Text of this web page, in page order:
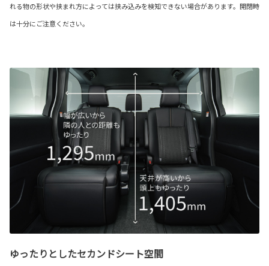
れる物の形状や挟まれ方によっては挟み込みを検知できない場合があります。開閉時
は十分にご注意ください。
ゆったりとしたセカンドシート空間